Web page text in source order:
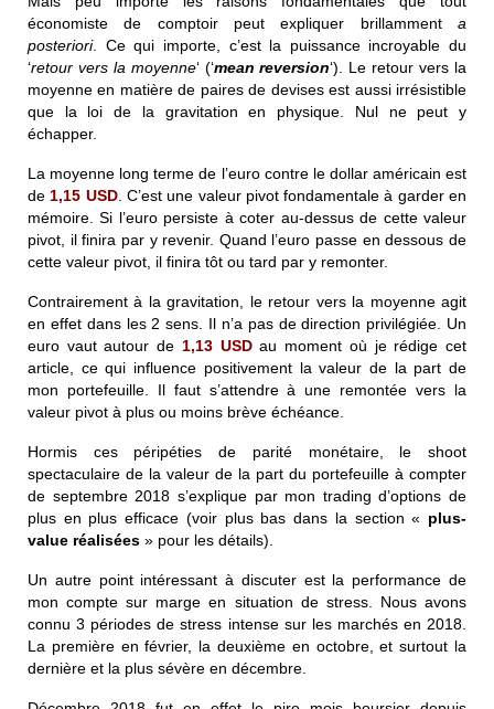
économiste de comptoir peut expliquer brillamment a
posteriori. Ce qui importe, c’est la puissance incroyable du
‘retour vers la moyenne‘ (‘mean reversion‘). Le retour vers la
moyenne en matière de paires de devises est aussi irrésistible
que la loi de la gravitation en physique. Nul ne peut y
échapper.
La moyenne long terme de l’euro contre le dollar américain est
de 1,15 USD. C’est une valeur pivot fondamentale à garder en
mémoire. Si l’euro persiste à coter au-dessus de cette valeur
pivot, il finira par y revenir. Quand l’euro passe en dessous de
cette valeur pivot, il finira tôt ou tard par y remonter.
Contrairement à la gravitation, le retour vers la moyenne agit
en effet dans les 2 sens. Il n’a pas de direction privilégiée. Un
euro vaut autour de 1,13 USDau moment où je rédige cet
article, ce qui influence positivement la valeur de la part de
mon portefeuille. Il faut s’attendre à une remontée vers la
valeur pivot à plus ou moins brève échéance.
Hormis ces péripéties de parité monétaire, le shoot
spectaculaire de la valeur de la part du portefeuille à compter
de septembre 2018 s’explique par mon trading d’options de
plus en plus efficace (voir plus bas dans la section « plus-
value réalisées » pour les détails).
Un autre point intéressant à discuter est la performance de
mon compte sur marge en situation de stress. Nous avons
connu 3 périodes de stress intense sur les marchés en 2018.
La première en février, la deuxième en octobre, et surtout la
dernière et la plus sévère en décembre.